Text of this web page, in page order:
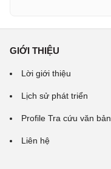
GIỚI THIỆU
Lời giới thiệu
Lịch sử phát triển
Profile Tra cứu văn bản
Liên hệ